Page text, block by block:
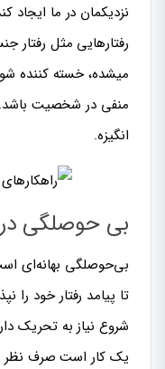
نزدیکمان در ما ایجاد
رفتارهایی مثل رفتار
میشده، خسته
منفی در شخصیت باشد.
انگیزه.
بی حوصلگی
بی‌حوصلگی بهانه‌ای
تا پیامد رفتار خود را
شروع نیاز به تحریک
یک کار است صرف نظر